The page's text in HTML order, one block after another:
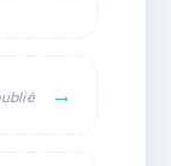
→